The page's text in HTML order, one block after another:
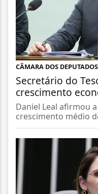
CÂMARA DOS DEPUTADOS
Secretário do
crescimento
Daniel Leal afirmou
crescimento médio